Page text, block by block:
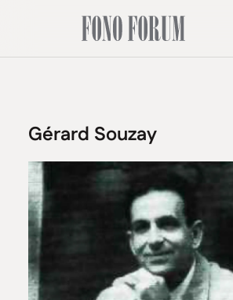
Gérard Souzay